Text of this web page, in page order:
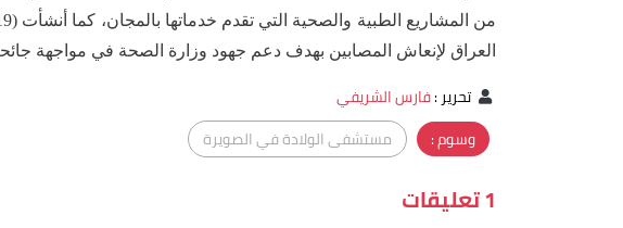
العراق لإنعاش المصابين بهدف دعم جهود وزارة الصحة في مواجهة
تحرير:فارس الشريفي
وسوم :
مستشفى الولادة في الصويرة
1 تعليقات